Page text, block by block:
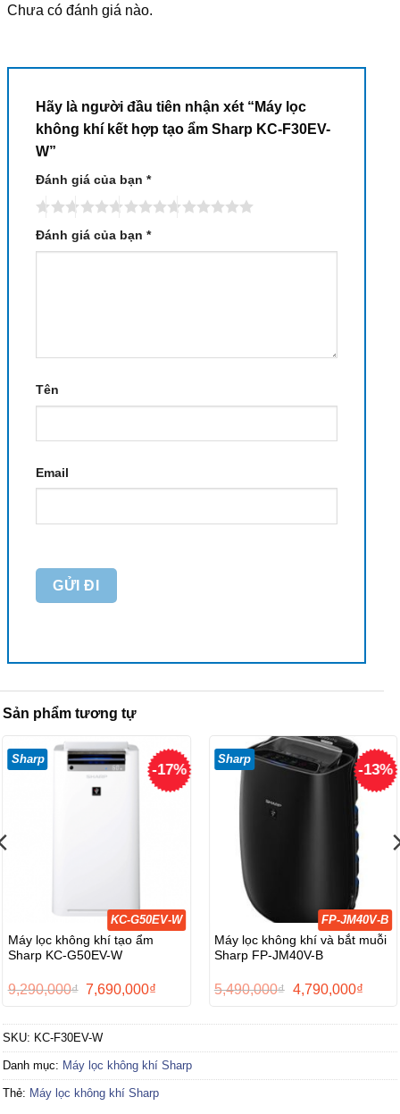
Chưa có đánh giá nào.
Hãy là người đầu tiên nhận xét “Máy lọc
không khí kết hợp tạo ẩm Sharp KC-F30EV-
W”
Đánh giá của bạn *
Đánh giá của bạn *
Tên
Email
Sản phẩm tương tự
-17%
Sharp
KC-G50EV-W
Máy lọc không khí tạo ẩm
Sharp KC-G50EV-W
9,290,000₫ Giá
9,290,000₫.
7,690,000₫
là:
-13%
Sharp
FP-JM40V-B
Máy lọc không khí và bắt muỗi
Sharp FP-JM40V-B
5,490,000₫ Giá
5,490,000₫.
4,790,000₫Giá
là:
SKU: KC-F30EV-W
Danh mục: Máy lọc không khí Sharp
Thẻ: Máy lọc không khí Sharp